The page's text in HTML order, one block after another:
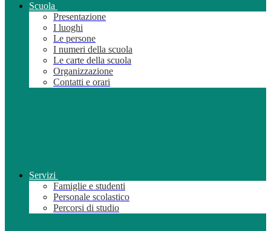
Scuola
Presentazione
I luoghi
Le persone
I numeri della scuola
Le carte della scuola
Organizzazione
Contatti e orari
Servizi
Famiglie e studenti
Personale scolastico
Percorsi di studio